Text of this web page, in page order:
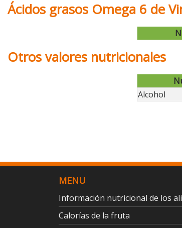
Ácidos grasos Omega 6 de
Otros valores nutricionales
Alcohol
MENU
Información nutricional de los
Calorías de la fruta